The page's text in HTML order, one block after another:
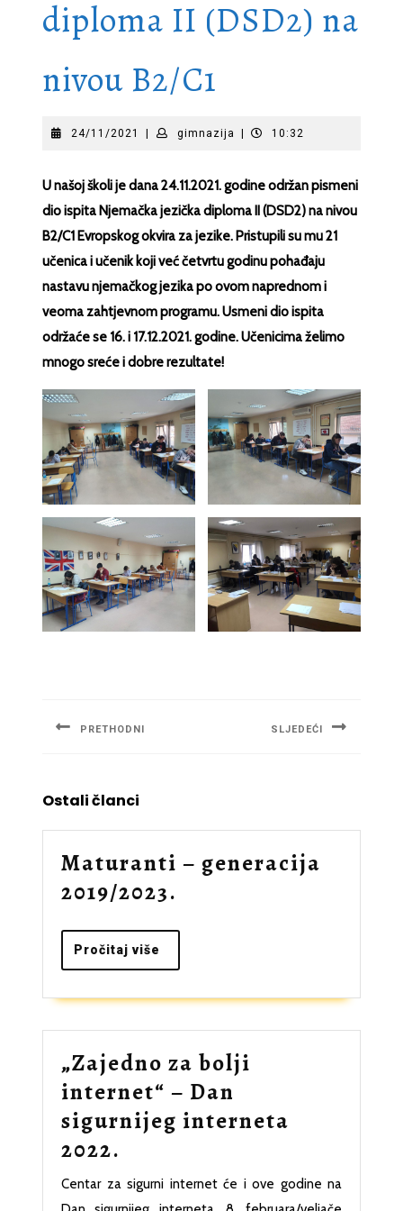
diploma II (DSD2) na
nivou B2/C1
24/11/2021 24/11/2021gimnazija gimnazija
10:32
U našoj školi je dana 24.11.2021. godine održan pismeni
dio ispita Njemačka jezička diploma II (DSD2) na nivou
B2/C1 Evropskog okvira za jezike. Pristupili su mu 21
učenica i učenik koji već četvrtu godinu pohađaju
nastavu njemačkog jezika po ovom naprednom i
veoma zahtjevnom programu. Usmeni dio ispita
održaće se 16. i 17.12.2021. godine. Učenicima želimo
mnogo sreće i dobre rezultate!
PRETHODNI SLJEDEĆI
Ostali članci
Maturanti – generacija
2019/2023.
2019/2023.
Pročitaj više
više
„Zajedno za bolji
internet“ – Dan
sigurnijeg interneta
2022.
za
Centar za sigurni internet će i ove godine na